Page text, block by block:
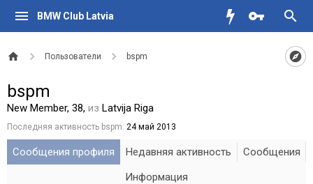
BMW Club Latvia
Пользователи bspm
bspm
New Member, 38, из Latvija Riga
Последняя активность bspm: 24 май 2013
Сообщения профиля Недавняя активность
Сообщения
Информация